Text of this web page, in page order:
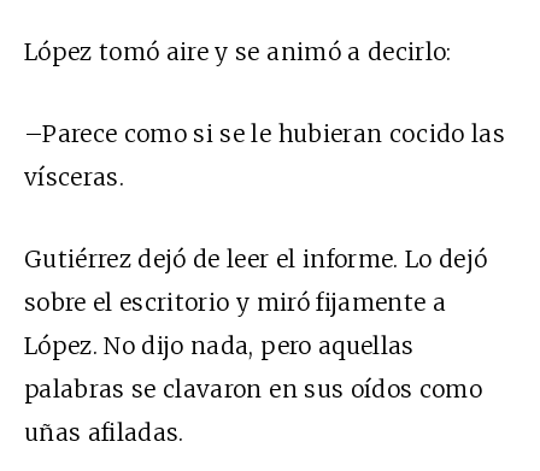
López tomó aire y se animó a decirlo:
–Parece como si se le hubieran cocido las
vísceras.
Gutiérrez dejó de leer el informe. Lo dejó
sobre el escritorio y miró fijamente a
López. No dijo nada, pero aquellas
palabras se clavaron en sus oídos como
uñas afiladas.